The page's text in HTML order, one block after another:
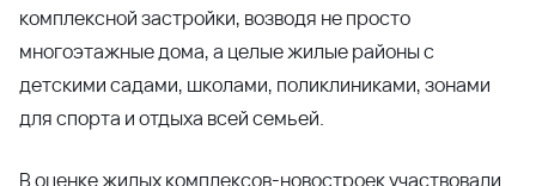
комплексной застройки, возводя не просто
многоэтажные дома, а целые жилые районы с
детскими садами, школами, поликлиниками, зонами
для спорта и отдыха всей семьей.
В оценке жилых комплексов-новостроек участвовали